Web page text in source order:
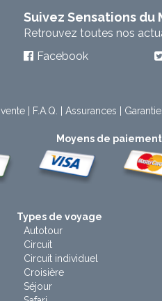
Suivez Sensations du
Retrouvez toutes nos
Facebook
| F.A.Q. Assurances
Moyens de paiement
Types de voyage
Autotour
Circuit
Circuit individuel
Croisière
Séjour